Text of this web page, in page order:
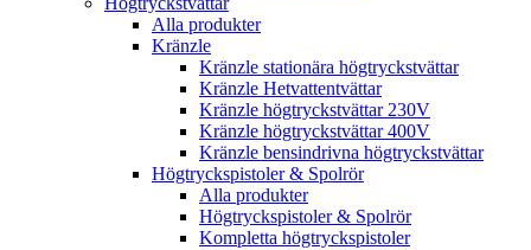
Alla produkter
Kränzle
Kränzle stationära högtryckstvättar
Kränzle Hetvattentvättar
Kränzle högtryckstvättar 230V
Kränzle högtryckstvättar 400V
Kränzle bensindrivna högtryckstvättar
Högtryckspistoler & Spolrör
Alla produkter
Högtryckspistoler & Spolrör
Kompletta högtryckspistoler